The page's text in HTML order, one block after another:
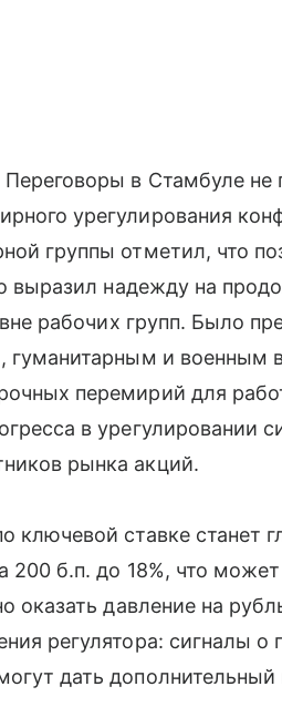
Переговоры в Стамбуле не
урегулирования
группы отметил, что
выразил надежду на
рабочих групп. Было
гуманитарным и военным
перемирий для
в урегулировании
рынка акций.
ключевой ставке станет
б.п. до 18%, что
оказать давление на
регулятора: сигналы о
дать дополнительный